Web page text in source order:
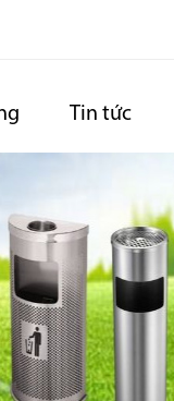
Tin tức